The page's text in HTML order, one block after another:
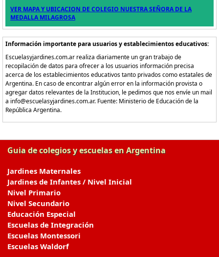
VER MAPA Y UBICACION DE COLEGIO NUESTRA SEÑORA DE LA
MEDALLA MILAGROSA
Información importante para usuarios y establecimientos educativos:
Escuelasyjardines.com.ar realiza diariamente un gran trabajo de
recopilación de datos para ofrecer a los usuarios información precisa
acerca de los establecimientos educativos tanto privados como estatales de
Argentina. En caso de encontrar algún error en la información provista o
agregar datos relevantes de la Institucion, le pedimos que nos envíe un mail
a info@escuelasyjardines.com.ar. Fuente: Ministerio de Educación de la
República Argentina.
Guia de colegios y escuelas en Argentina
Jardines Maternales
Jardines de Infantes / Nivel Inicial
Nivel Primario
Nivel Secundario
Educación Especial
Escuelas de Integración
Escuelas Montessori
Escuelas Waldorf